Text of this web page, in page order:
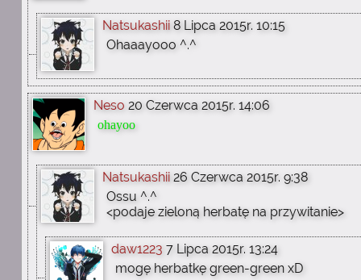
Natsukashii 8 Lipca 2015r. 10:15
Ohaaayooo ^.^
Neso 20 Czerwca 2015r. 14:06
ohayoo
Natsukashii 26 Czerwca 2015r. 9:38
Ossu ^.^
<podaje zieloną herbatę na przywitanie>
daw1223 7 Lipca 2015r. 13:24
mogę herbatkę green-green xD